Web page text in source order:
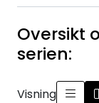
Oversikt
serien:
Visning